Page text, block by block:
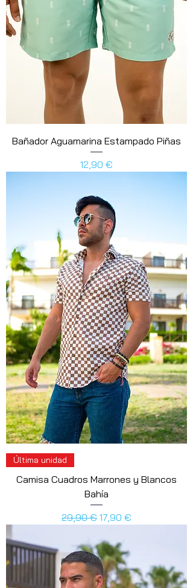
Bañador Aguamarina Estampado Piñas
Precio
12,90 €
Última unidad
Camisa Cuadros Marrones y Blancos
Bahía
Precio
29,90 € Precio de oferta
17,90 €